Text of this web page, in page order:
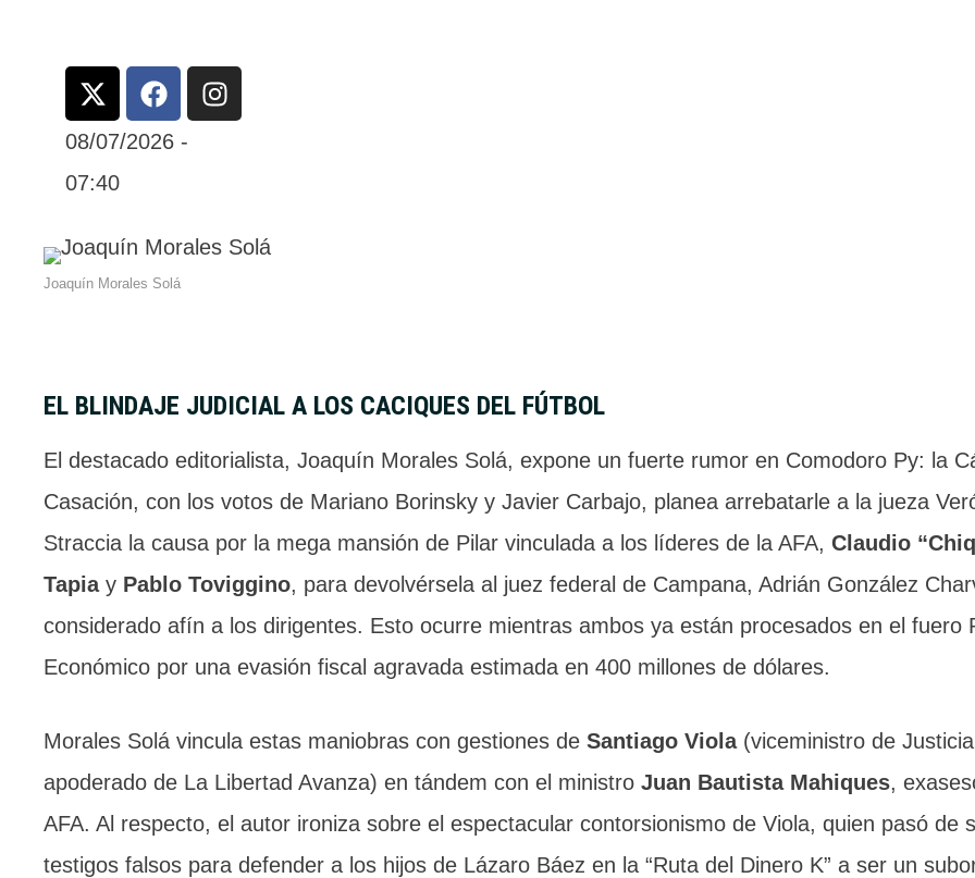
08/07/2026 -
07:40
Joaquín Morales Solá
EL BLINDAJE JUDICIAL A LOS CACIQUES DEL FÚTBOL
El destacado editorialista, Joaquín Morales Solá, expone un fuerte rumor en Comodoro Py: la
Casación, con los votos de Mariano Borinsky y Javier Carbajo, planea arrebatarle a la jueza
Straccia la causa por la mega mansión de Pilar vinculada a los líderes de la AFA, Claudio
Tapiay Pablo Toviggino, para devolvérsela al juez federal de Campana, Adrián González
considerado afín a los dirigentes. Esto ocurre mientras ambos ya están procesados en el fuero
Económico por una evasión fiscal agravada estimada en 400 millones de dólares.
Morales Solá vincula estas maniobras con gestiones de Santiago Viola(viceministro de
apoderado de La Libertad Avanza) en tándem con el ministro Juan Bautista Mahiques,
AFA. Al respecto, el autor ironiza sobre el espectacular contorsionismo de Viola, quien pasó de
testigos falsos para defender a los hijos de Lázaro Báez en la “Ruta del Dinero K” a ser un